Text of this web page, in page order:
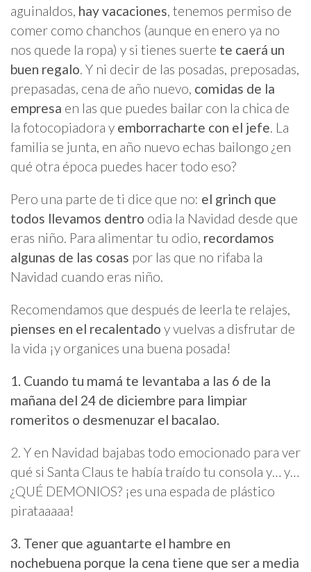
aguinaldos, hay vacaciones , tenemos permiso de
comer como chanchos (aunque en enero ya no
nos quede la ropa) y si tienes suerte te caerá un
buen regalo . Y ni decir de las posadas, preposadas,
prepasadas, cena de año nuevo, comidas de la
empresa en las que puedes bailar con la chica de
la fotocopiadora y emborracharte con el jefe . La
familia se junta, en año nuevo echas bailongo ¿en
qué otra época puedes hacer todo eso?
Pero una parte de ti dice que no: el grinch que
todos llevamos dentro odia la Navidad desde que
eras niño. Para alimentar tu odio, recordamos
algunas de las cosas por las que no rifaba la
Navidad cuando eras niño.
Recomendamos que después de leerla te relajes,
pienses en el recalentado y vuelvas a disfrutar de
la vida ¡y organices una buena posada!
1. Cuando tu mamá te levantaba a las 6 de la
mañana del 24 de diciembre para limpiar
romeritos o desmenuzar el bacalao.
2. Y en Navidad bajabas todo emocionado para ver
qué si Santa Claus te había traído tu consola y… y…
¿QUÉ DEMONIOS? ¡es una espada de plástico
pirataaaaa!
3. Tener que aguantarte el hambre en
nochebuena porque la cena tiene que ser a media